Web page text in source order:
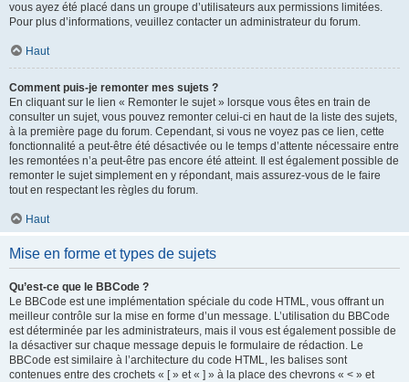
vous ayez été placé dans un groupe d’utilisateurs aux permissions limitées.
Pour plus d’informations, veuillez contacter un administrateur du forum.
Haut
Comment puis-je remonter mes sujets ?
En cliquant sur le lien « Remonter le sujet » lorsque vous êtes en train de
consulter un sujet, vous pouvez remonter celui-ci en haut de la liste des sujets,
à la première page du forum. Cependant, si vous ne voyez pas ce lien, cette
fonctionnalité a peut-être été désactivée ou le temps d’attente nécessaire entre
les remontées n’a peut-être pas encore été atteint. Il est également possible de
remonter le sujet simplement en y répondant, mais assurez-vous de le faire
tout en respectant les règles du forum.
Haut
Mise en forme et types de sujets
Qu’est-ce que le BBCode ?
Le BBCode est une implémentation spéciale du code HTML, vous offrant un
meilleur contrôle sur la mise en forme d’un message. L’utilisation du BBCode
est déterminée par les administrateurs, mais il vous est également possible de
la désactiver sur chaque message depuis le formulaire de rédaction. Le
BBCode est similaire à l’architecture du code HTML, les balises sont
contenues entre des crochets « [ » et « ] » à la place des chevrons « < » et